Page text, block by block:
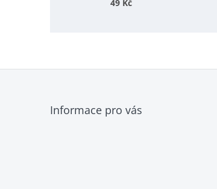
49 Kč
Informace pro vás